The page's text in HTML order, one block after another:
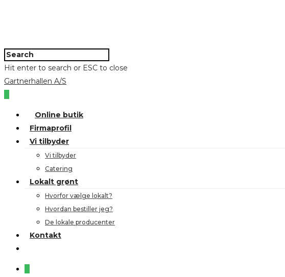
Hit enter to search or ESC to close
Gartnerhallen A/S
Online butik
Firmaprofil
Vi tilbyder
Vi tilbyder
Catering
Lokalt grønt
Hvorfor vælge lokalt?
Hvordan bestiller jeg?
De lokale producenter
Kontakt